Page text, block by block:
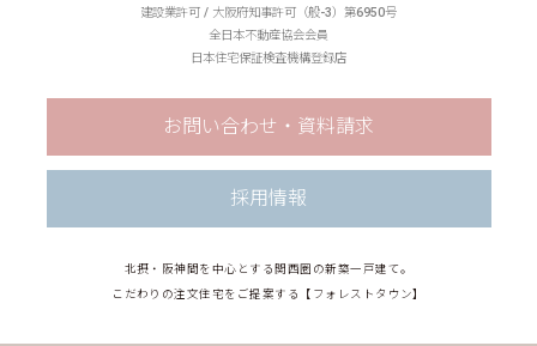
建設業許可 / 大阪府知事許可（般-3）第6950号
全日本不動産協会会員
日本住宅保証検査機構登録店
お問い合わせ・資料請求
採用情報
北摂・阪神間を中心とする関西圏の新築一戸建て。
こだわりの注文住宅をご提案する【フォレストタウン】